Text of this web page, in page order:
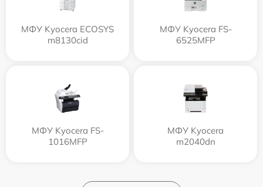
МФУ Kyocera ECOSYS
m8130cid
МФУ Kyocera FS-
6525MFP
МФУ Kyocera FS-
1016MFP
МФУ Kyocera
m2040dn